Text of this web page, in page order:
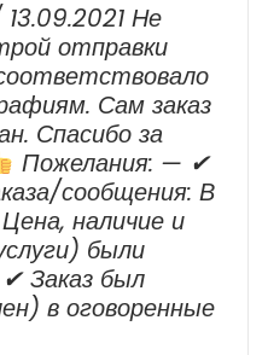
Не
отправки
Сам заказ
Спасибо за
Пожелания: — ✔
сообщения: В
наличие и
были
✔ Заказ был
в оговоренные